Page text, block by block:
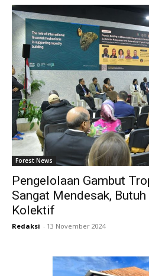
Forest News
Pengelolaan Gambut
Sangat Mendesak,
Kolektif
Redaksi - 13 November 2024